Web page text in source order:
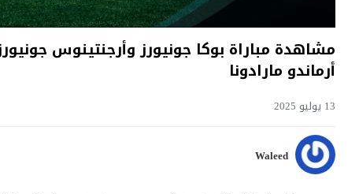
أرماندو مارادونا
13 يوليو 2025
Waleed